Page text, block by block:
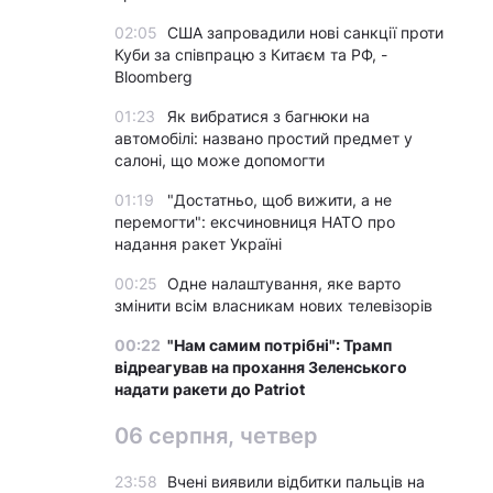
02:05 США запровадили нові санкції проти
Куби за співпрацю з Китаєм та РФ, -
Bloomberg
01:23
Як вибратися з багнюки на
автомобілі: названо простий предмет у
салоні, що може допомогти
01:19
"Достатньо, щоб вижити, а не
перемогти": ексчиновниця НАТО про
надання ракет Україні
00:25 Одне налаштування, яке варто
змінити всім власникам нових телевізорів
00:22 "Нам самим потрібні": Трамп
відреагував на прохання Зеленського
надати ракети до Patriot
06 серпня, четвер
23:58 Вчені виявили відбитки пальців на